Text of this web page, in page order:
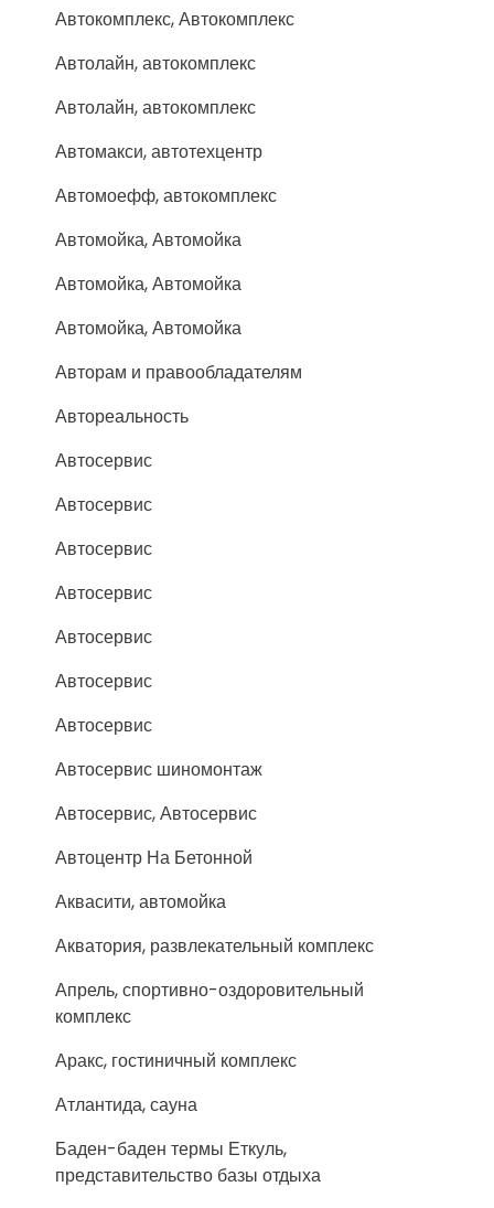
Автокомплекс, Автокомплекс
Автолайн, автокомплекс
Автолайн, автокомплекс
Автомакси, автотехцентр
Автомоефф, автокомплекс
Автомойка, Автомойка
Автомойка, Автомойка
Автомойка, Автомойка
Авторам и правообладателям
Автореальность
Автосервис
Автосервис
Автосервис
Автосервис
Автосервис
Автосервис
Автосервис
Автосервис шиномонтаж
Автосервис, Автосервис
Автоцентр На Бетонной
Аквасити, автомойка
Акватория, развлекательный комплекс
Апрель, спортивно-оздоровительный
комплекс
Аракс, гостиничный комплекс
Атлантида, сауна
Баден-баден термы Еткуль,
представительство базы отдыха